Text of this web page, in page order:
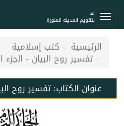
هـ
بتقويم المدينة المنورة
الرئيسية كتب إسلامية
تفسير روح البيان - الجزء
عنوان الكتاب: تفسير روح